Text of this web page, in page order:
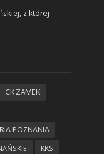
z której
CK ZAMEK
POZNANIA
KKS